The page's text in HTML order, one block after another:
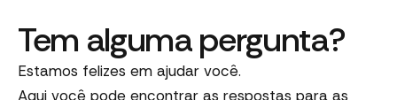
Tem alguma pergunta?
Estamos felizes em ajudar você.
Aqui você pode encontrar as respostas para as